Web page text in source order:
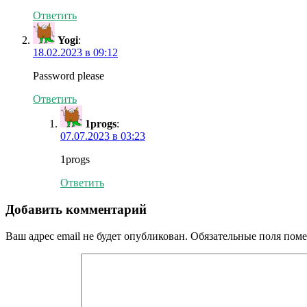
Ответить
Yogi:
18.02.2023 в 09:12
Password please
Ответить
1progs:
07.07.2023 в 03:23
1progs
Ответить
Добавить комментарий
Ваш адрес email не будет опубликован. Обязательные поля